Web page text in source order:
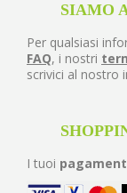
SIAMO
Per qualsiasi
FAQ, i nostri
scrivici al nostro
I tuoi